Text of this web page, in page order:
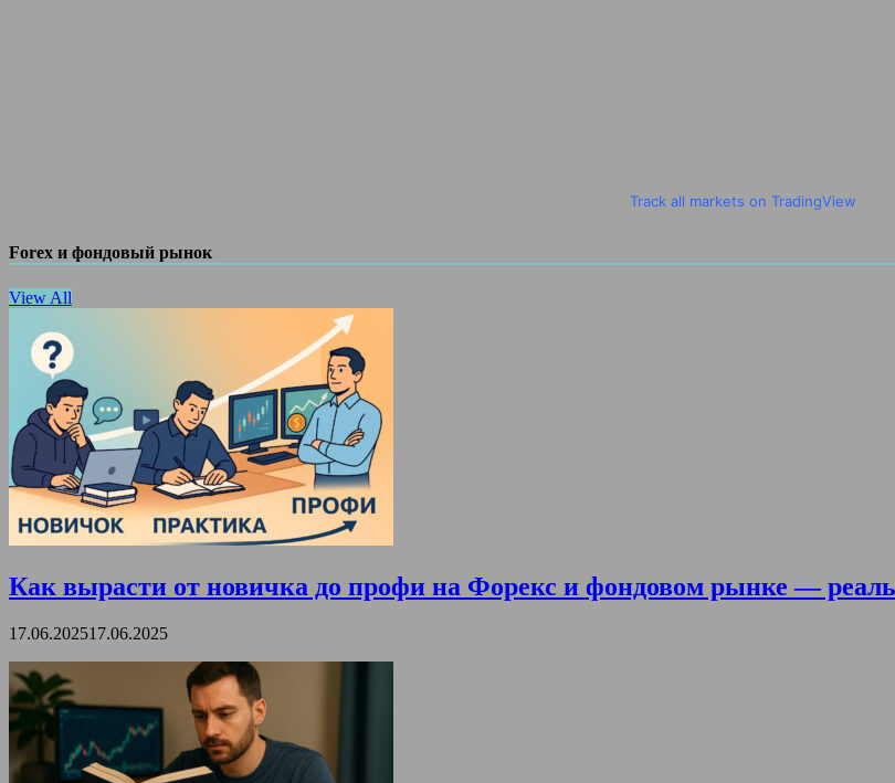
Track all markets on TradingView
Forex и фондовый рынок
View All
Как вырасти от новичка до профи на Форекс и фондовом рынке —
17.06.202517.06.2025